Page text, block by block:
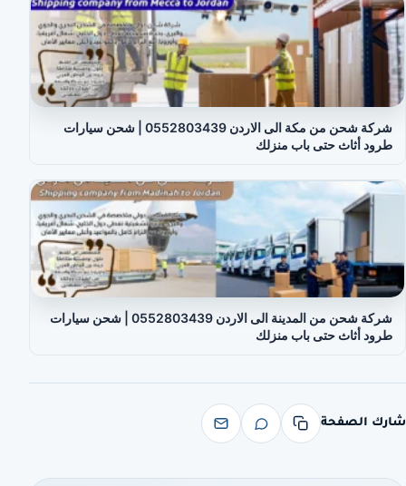
شركة شحن من مكة الى الاردن 0552803439 | شحن سيارات
طرود أثاث حتى باب منزلك
شركة شحن من المدينة الى الاردن 0552803439 | شحن سيارات
طرود أثاث حتى باب منزلك
شارك الصفحة